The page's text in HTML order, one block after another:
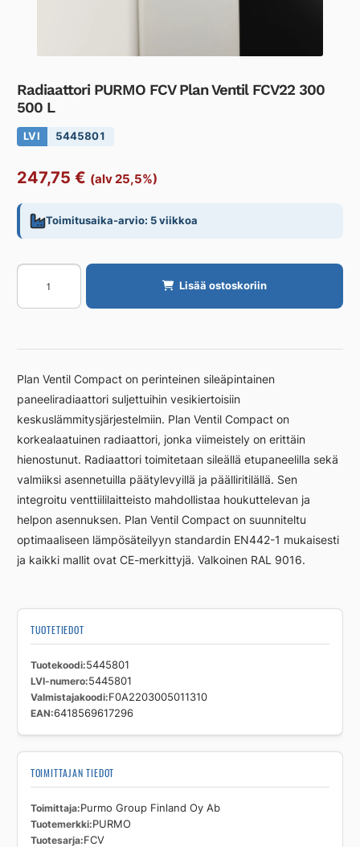
Radiaattori PURMO FCV Plan Ventil FCV22 300
500 L
LVI 5445801
247,75 € (alv 25,5%)
Toimitusaika-arvio: 5 viikkoa
Radiaattori
PURMO
FCV
Ventil
300
500
L
määrä
Lisää ostoskoriin
Plan Ventil Compact on perinteinen sileäpintainen
paneeliradiaattori suljettuihin vesikiertoisiin
keskuslämmitysjärjestelmiin. Plan Ventil Compact on
korkealaatuinen radiaattori, jonka viimeistely on erittäin
hienostunut. Radiaattori toimitetaan sileällä etupaneelilla sekä
valmiiksi asennetuilla päätylevyillä ja päälliritilällä. Sen
integroitu venttiililaitteisto mahdollistaa houkuttelevan ja
helpon asennuksen. Plan Ventil Compact on suunniteltu
optimaaliseen lämpösäteilyyn standardin EN442-1 mukaisesti
ja kaikki mallit ovat CE-merkittyjä. Valkoinen RAL 9016.
TUOTETIEDOT
Tuotekoodi 5445801
LVI-numero 5445801
Valmistajakoodi F0A2203005011310
EAN 6418569617296
TOIMITTAJAN TIEDOT
Toimittaja Purmo Group Finland Oy Ab
Tuotemerkki PURMO
Tuotesarja FCV